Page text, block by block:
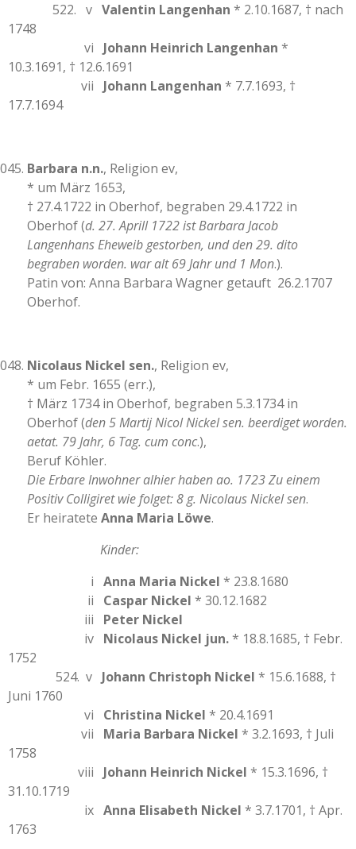
522. v Valentin Langenhan * 2.10.1687, † nach
1748
vi Johann Heinrich Langenhan *
10.3.1691, † 12.6.1691
vii Johann Langenhan * 7.7.1693, †
17.7.1694
Barbara n.n., Religion ev,
* um März 1653,
† 27.4.1722 in Oberhof, begraben 29.4.1722 in
Oberhof (d. 27. Aprill 1722 ist Barbara Jacob
Langenhans Eheweib gestorben, und den 29. dito
begraben worden. war alt 69 Jahr und 1 Mon.).
Patin von: Anna Barbara Wagner getauft 26.2.1707
Oberhof.
Nicolaus Nickel sen., Religion ev,
* um Febr. 1655 (err.),
† März 1734 in Oberhof, begraben 5.3.1734 in
Oberhof (den 5 Martij Nicol Nickel sen. beerdiget worden.
aetat. 79 Jahr, 6 Tag. cum conc.),
Beruf Köhler.
Die Erbare Inwohner alhier haben ao. 1723 Zu einem
Positiv Colligiret wie folget: 8 g. Nicolaus Nickel sen.
Er heiratete Anna Maria Löwe.
Kinder:
i Anna Maria Nickel * 23.8.1680
ii Caspar Nickel * 30.12.1682
iii Peter Nickel
iv Nicolaus Nickel jun.* 18.8.1685, † Febr.
1752
524. v Johann Christoph Nickel * 15.6.1688, †
Juni 1760
vi Christina Nickel * 20.4.1691
vii Maria Barbara Nickel * 3.2.1693, † Juli
1758
viii Johann Heinrich Nickel * 15.3.1696, †
31.10.1719
ix Anna Elisabeth Nickel * 3.7.1701, † Apr.
1763